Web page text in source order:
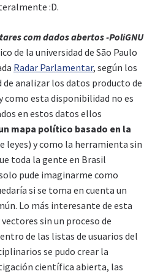
:D.
com dados abertos -PoliGNU
de la universidad de São Paulo
Radar Parlamentar, según los
analizar los datos producto de
esta disponibilidad no es
en estos datos ellos
mapa político basado en la
leyes) y como la herramienta sin
toda la gente en Brasil
pude imaginarme como
si se toma en cuenta un
Lo más interesante de esta
sin un proceso de
de las listas de usuarios del
se pudo crear la
científica abierta, las